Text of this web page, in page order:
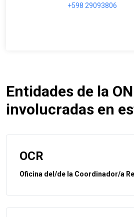
+598 29093806
Entidades de la
involucradas en
OCR
Oficina del/de la Coordinador/a